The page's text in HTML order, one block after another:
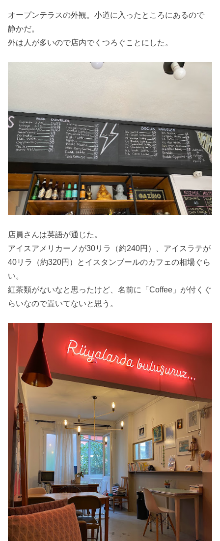
オープンテラスの外観。小道に入ったところにあるので
静かだ。
外は人が多いので店内でくつろぐことにした。
店員さんは英語が通じた。
アイスアメリカーノが30リラ（約240円）、アイスラテが
40リラ（約320円）とイスタンブールのカフェの相場ぐら
い。
紅茶類がないなと思ったけど、名前に「Coffee」が付くぐ
らいなので置いてないと思う。